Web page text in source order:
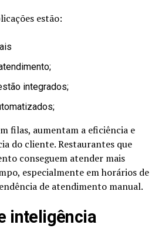
estão:
integrados;
filas, aumentam a eficiência e
do cliente. Restaurantes que
conseguem atender mais
especialmente em horários de
de atendimento manual.
inteligência